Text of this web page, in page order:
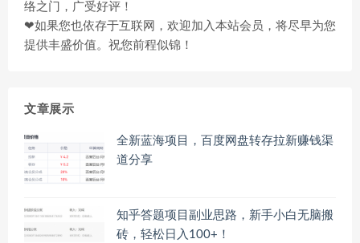
络之门，广受好评！
❤如果您也依存于互联网，欢迎加入本站会员，将尽早为您
提供丰盛价值。祝您前程似锦！
文章展示
全新蓝海项目，百度网盘转存拉新赚钱渠
道分享
知乎答题项目副业思路，新手小白无脑搬
砖，轻松日入100+！